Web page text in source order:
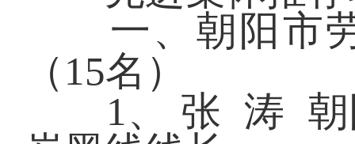
一、朝阳市劳
（15名）
1、 张 涛 朝阳